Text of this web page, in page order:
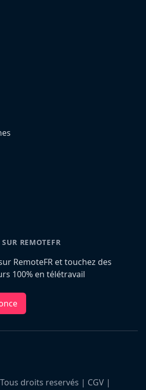
REMOTEFR
RemoteFR et touchez des
100% en télétravail
droits reservés | CGV |